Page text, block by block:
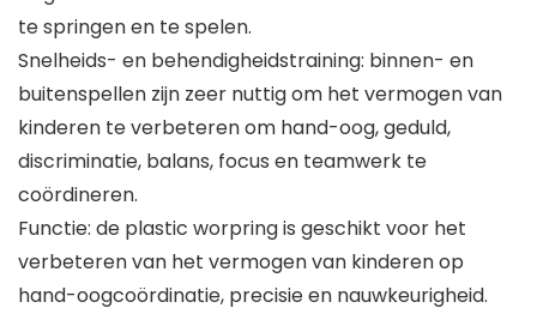
te springen en te spelen.
Snelheids- en behendigheidstraining: binnen- en
buitenspellen zijn zeer nuttig om het vermogen van
kinderen te verbeteren om hand-oog, geduld,
discriminatie, balans, focus en teamwerk te
coördineren.
Functie: de plastic worpring is geschikt voor het
verbeteren van het vermogen van kinderen op
hand-oogcoördinatie, precisie en nauwkeurigheid.